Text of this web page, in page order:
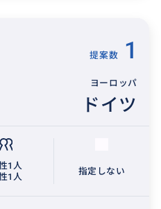
提案数 1
ヨーロッパ
ドイツ
1人
1人
指定しない